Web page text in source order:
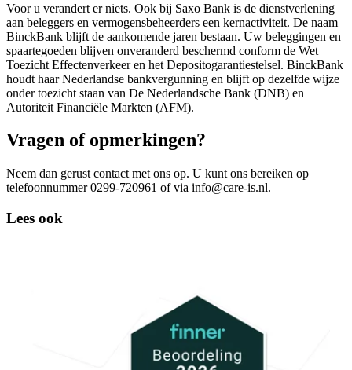
Voor u verandert er niets. Ook bij Saxo Bank is de dienstverlening
aan beleggers en vermogensbeheerders een kernactiviteit. De naam
BinckBank blijft de aankomende jaren bestaan. Uw beleggingen en
spaartegoeden blijven onveranderd beschermd conform de Wet
Toezicht Effectenverkeer en het Depositogarantiestelsel. BinckBank
houdt haar Nederlandse bankvergunning en blijft op dezelfde wijze
onder toezicht staan van De Nederlandsche Bank (DNB) en
Autoriteit Financiële Markten (AFM).
Vragen of opmerkingen?
Neem dan gerust contact met ons op. U kunt ons bereiken op
telefoonnummer 0299-720961 of via info@care-is.nl.
Lees ook